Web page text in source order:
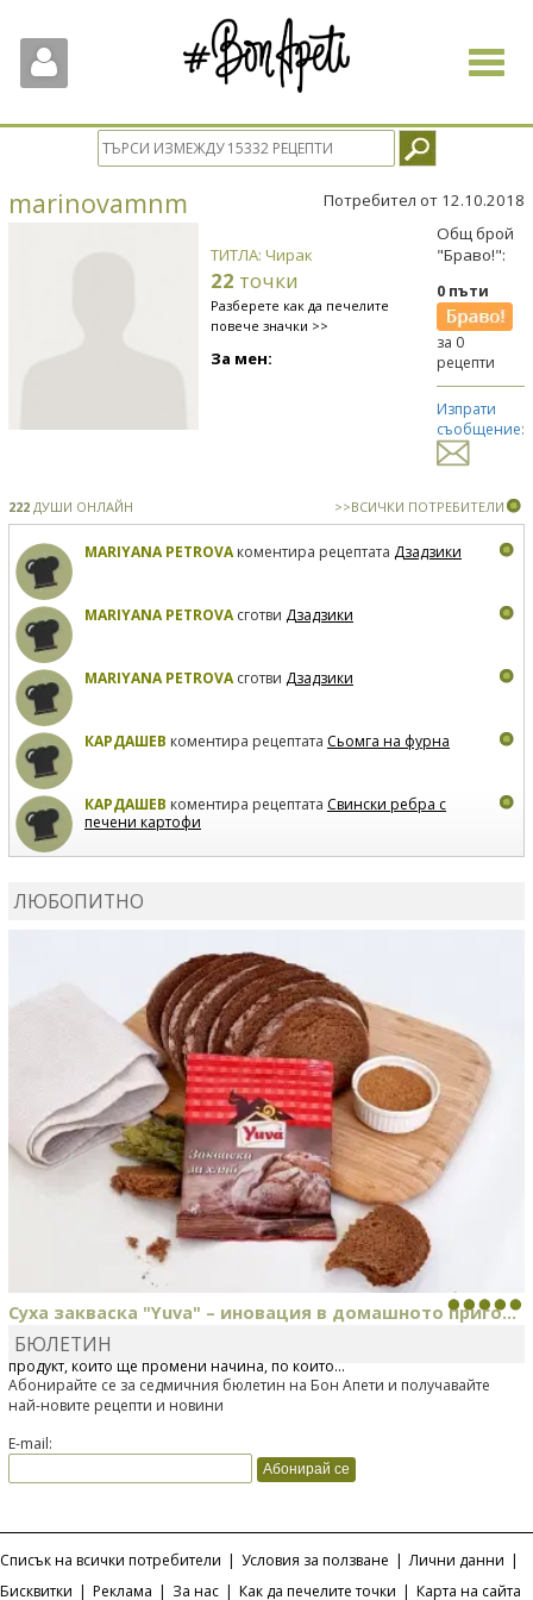
Toggle
marinovamnm Потребител от 12.10.2018
ТИТЛА: Чирак
22 точки
Разберете как да печелите
повече значки >>
За мен:
Общ брой
"Браво!":
0 пъти
за 0
рецепти
Изпрати
съобщение:
222 ДУШИ ОНЛАЙН >>ВСИЧКИ ПОТРЕБИТЕЛИ
MARIYANA PETROVAкоментира рецептата Дзадзики
MARIYANA PETROVAсготви Дзадзики
MARIYANA PETROVAсготви Дзадзики
КАРДАШЕВ коментира рецептата Сьомга на фурна
КАРДАШЕВ коментира рецептата Свински ребра с
печени картофи
ЛЮБОПИТНО
Суха закваска "Yuva" – иновация в домашното приго...
Отскоро Лесафр България стартира предлагането на изцяло нов
продукт, който ще промени начина, по който...
БЮЛЕТИН
Абонирайте се за седмичния бюлетин на Бон Апети и получавайте
най-новите рецепти и новини
E-mail:
Списък на всички потребители | Условия за ползване | Лични данни |
Бисквитки | Реклама | За нас | Как да печелите точки | Карта на сайта